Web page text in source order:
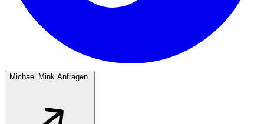
Michael Mink Anfragen